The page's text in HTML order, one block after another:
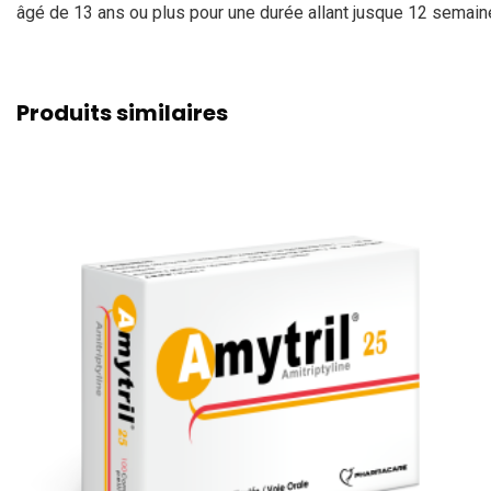
âgé de 13 ans ou plus pour une durée allant jusque 12
Produits similaires